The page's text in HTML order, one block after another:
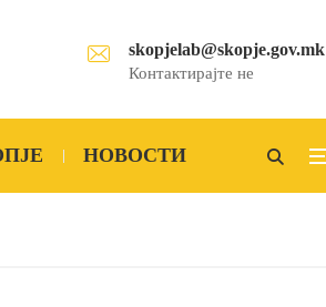
skopjelab@skopje.gov.mk
Контактирајте не
НОВОСТИ